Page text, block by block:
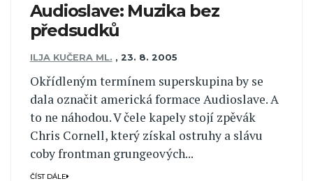
Audioslave: Muzika bez
předsudků
ILJA KUČERA ML. , 23. 8. 2005
Okřídleným termínem superskupina by se
dala označit americká formace Audioslave. A
to ne náhodou. V čele kapely stojí zpěvák
Chris Cornell, který získal ostruhy a slávu
coby frontman grungeových...
ČÍST DÁLE